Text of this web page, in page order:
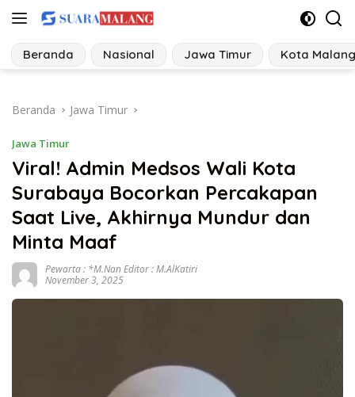
Langsung
konten
Beranda Nasional Jawa Timur Kota Malang
Beranda Jawa Timur
Jawa Timur
Viral! Admin Medsos Wali Kota
Surabaya Bocorkan Percakapan
Saat Live, Akhirnya Mundur dan
Minta Maaf
Pewarta : *M.Nan Editor : M.AlKatiri
November 3, 2025